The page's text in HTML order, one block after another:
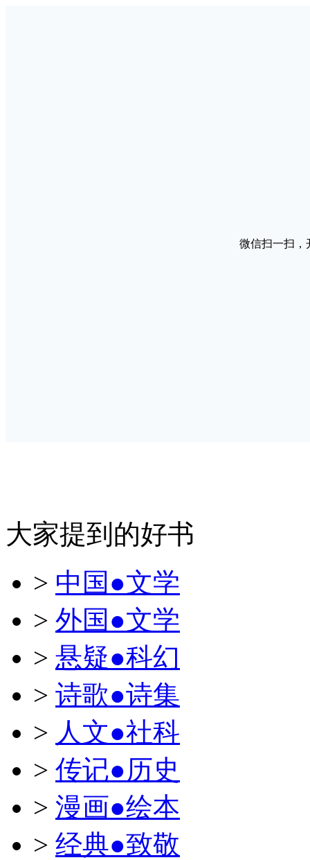
微信扫一扫，
大家提到的好书
> 中国●文学
> 外国●文学
> 悬疑●科幻
> 诗歌●诗集
> 人文●社科
> 传记●历史
> 漫画●绘本
> 经典●致敬